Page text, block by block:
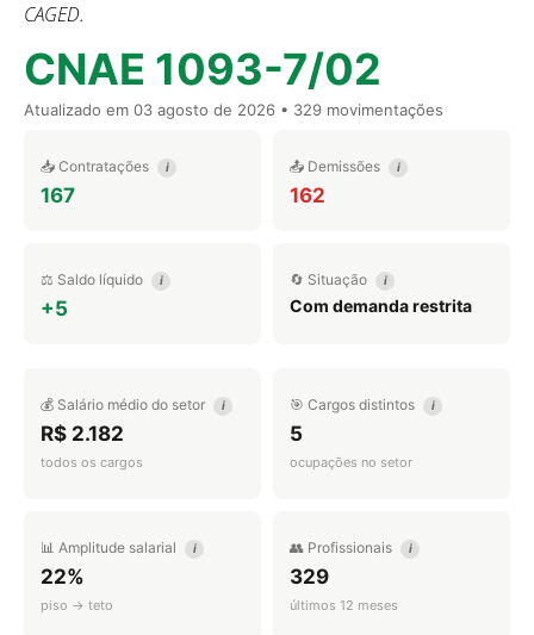
CAGED.
CNAE 1093-7/02
Atualizado em 03 agosto de 2026 • 329 movimentações
📥 Contratações i
167
📤 Demissões i
162
⚖️ Saldo líquido i
+5
🔄 Situação i
Com demanda restrita
💰 Salário médio do setor i
R$ 2.182
todos os cargos
🎯 Cargos distintos i
5
ocupações no setor
📊 Amplitude salarial i
22%
piso → teto
👥 Profissionais i
329
últimos 12 meses